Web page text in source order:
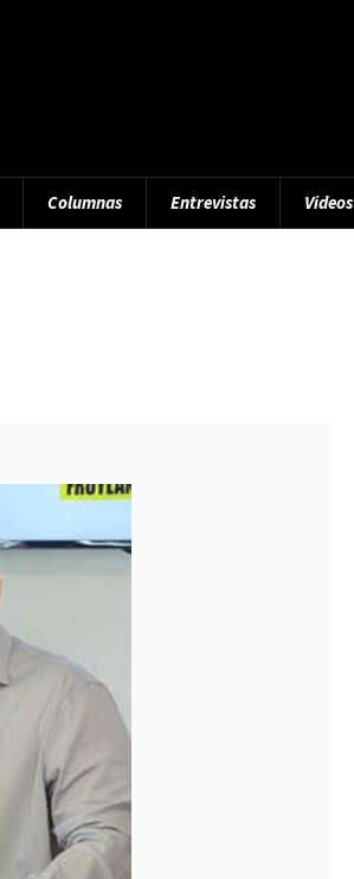
Columnas Entrevistas Videos